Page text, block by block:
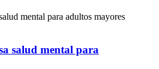
salud mental para